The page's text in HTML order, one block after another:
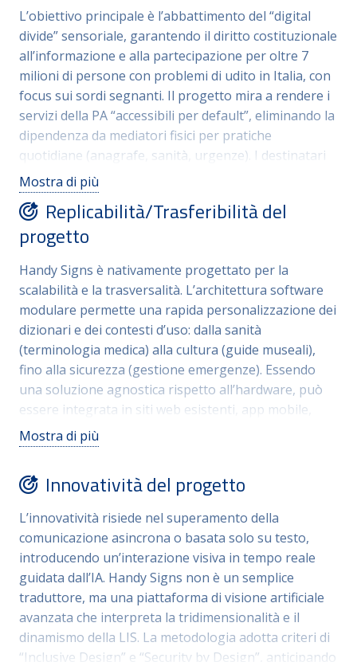
di modelli di Deep Learning proprietari permette un
riconoscimento gestuale fluido, restituendo
autonomia al cittadino sordo nell’interazione con i
servizi pubblici, senza la necessità di un interprete
umano presente.
L’obiettivo principale è l’abbattimento del “digital
divide” sensoriale, garantendo il diritto costituzionale
all’informazione e alla partecipazione per oltre 7
milioni di persone con problemi di udito in Italia, con
focus sui sordi segnanti. Il progetto mira a rendere i
servizi della PA “accessibili per default”, eliminando la
dipendenza da mediatori fisici per pratiche
quotidiane (anagrafe, sanità, urgenze). I destinatari
diretti sono i cittadini sordi e ipoudenti, che
riacquistano privacy e autonomia. Destinatari
indiretti sono i dipendenti pubblici, che vengono
dotati di uno strumento di lavoro inclusivo che riduce
pratiche. A livello sistemico, il progetto si rivolge a
Enti Locali, ASL e sportelli al cittadino, pubblici e
privati, che intendono evolvere verso modelli di
accoglienza universale, allineandosi alle direttive
europee sull’accessibilità e migliorando
complessivamente la qualità della relazione tra Stato
e cittadino.
Mostra di più
Replicabilità/Trasferibilità del
progetto
Handy Signs è nativamente progettato per la
scalabilità e la trasversalità. L’architettura software
modulare permette una rapida personalizzazione dei
dizionari e dei contesti d’uso: dalla sanità
(terminologia medica) alla cultura (guide museali),
fino alla sicurezza (gestione emergenze). Essendo
una soluzione agnostica rispetto all’hardware, può
essere integrata in siti web esistenti, app mobile,
totem fisici o sportelli virtuali. La replicabilità è
facilitata da una logica “plug-and-play” che non
Inoltre, il modello di riconoscimento gestuale è
adattabile a diverse lingue dei segni (es. International
Sign), rendendo la soluzione esportabile in contesti
internazionali o per la gestione del turismo
accessibile. La facilità di deployment e la
manutenzione centralizzata in cloud rendono Handy
Signs un modello standardizzato ma flessibile, ideale
per piccoli comuni così come per grandi
amministrazioni centrali.
Mostra di più
Innovatività del progetto
L’innovatività risiede nel superamento della
comunicazione asincrona o basata solo su testo,
introducendo un’interazione visiva in tempo reale
guidata dall’IA. Handy Signs non è un semplice
traduttore, ma una piattaforma di visione artificiale
avanzata che interpreta la tridimensionalità e il
dinamismo della LIS. La metodologia adotta criteri di
“Inclusive Design” e “Security by Design”, anticipando